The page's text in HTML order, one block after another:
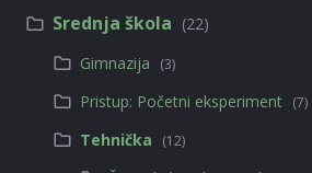
Srednja škola (22)
Gimnazija
(3)
Pristup: Početni eksperiment (7)
Tehnička (12)